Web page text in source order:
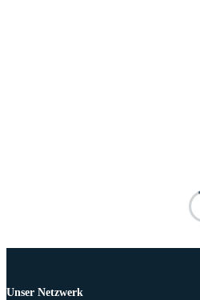
Unser Netzwerk